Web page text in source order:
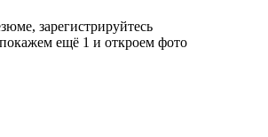
зарегистрируйтесь
ещё 1 и откроем фото